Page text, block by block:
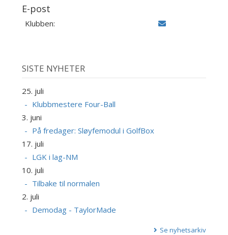
E-post
Klubben:
SISTE NYHETER
25. juli
Klubbmestere Four-Ball
3. juni
På fredager: Sløyfemodul i GolfBox
17. juli
LGK i lag-NM
10. juli
Tilbake til normalen
2. juli
Demodag - TaylorMade
Se nyhetsarkiv